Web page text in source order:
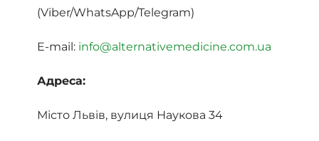
(Viber/WhatsApp/Telegram)
E-mail: info@alternativemedicine.com.ua
Адреса:
Місто Львів, вулиця Наукова 34